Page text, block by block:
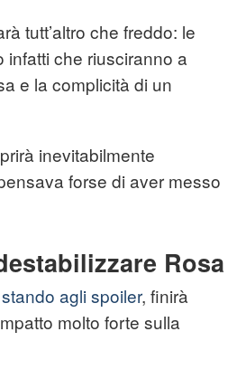
tutt’altro che freddo: le
infatti che riusciranno a
e la complicità di un
inevitabilmente
forse di aver messo
Rosa
stando agli spoiler, finirà
molto forte sulla